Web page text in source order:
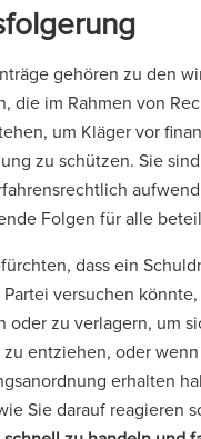
gehören zu den
die im Rahmen von
um Kläger vor
zu schützen. Sie
Folgen für alle
dass ein
versuchen
oder zu verlagern, um
entziehen, oder
erhalten
Sie darauf reagieren